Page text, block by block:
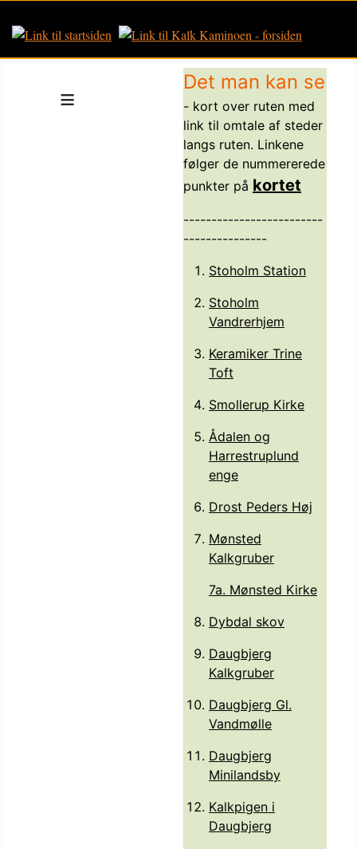
≡
Det man kan se
- kort over ruten med
link til omtale af steder
langs ruten. Linkene
følger de nummererede
punkter på kortet
-------------------------
---------------
Stoholm Station
Stoholm
Vandrerhjem
Keramiker Trine
Toft
Smollerup Kirke
Ådalen og
Harrestruplund
enge
Drost Peders Høj
Mønsted
Kalkgruber
7a. Mønsted Kirke
Dybdal skov
Daugbjerg
Kalkgruber
Daugbjerg Gl.
Vandmølle
Daugbjerg
Minilandsby
Kalkpigen i
Daugbjerg